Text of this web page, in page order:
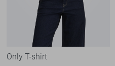
Only T-shirt